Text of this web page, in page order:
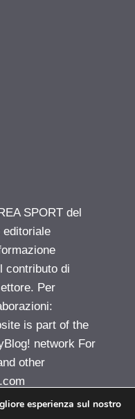
SPORT del
contributo di
Per
is part of the
network For
other
esperienza sul nostro